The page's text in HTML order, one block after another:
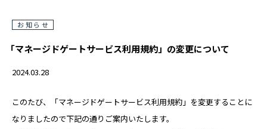
株主・投資家情報 / 環境・社会貢献活動
IR・CSR
RECRUIT
お知らせ
「マネージドゲートサービス利用規約」の変更について
2024.03.28
このたび、「マネージドゲートサービス利用規約」を変更することに
なりましたので下記の通りご案内いたします。